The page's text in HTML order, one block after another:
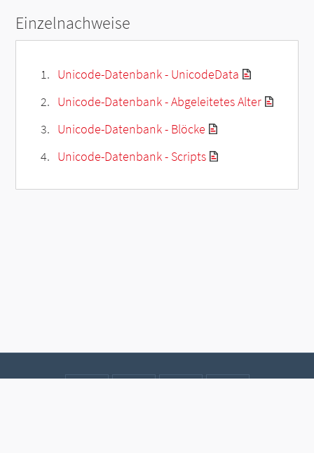
Einzelnachweise
Unicode-Datenbank - UnicodeData
Unicode-Datenbank - Abgeleitetes Alter
Unicode-Datenbank - Blöcke
Unicode-Datenbank - Scripts